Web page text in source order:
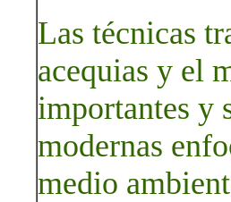
Las técnicas
acequias y el
importantes y
modernas
medio